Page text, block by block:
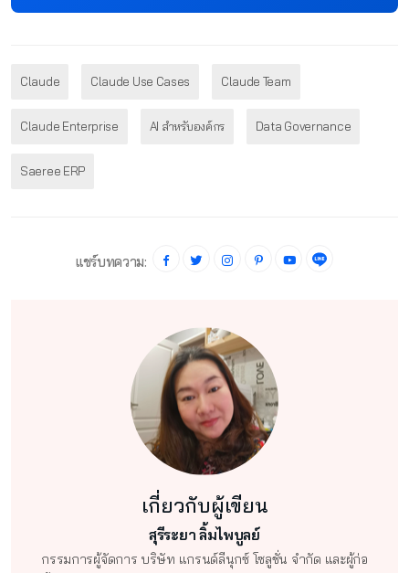
Claude Claude Use Cases Claude Team
Claude Enterprise AI สำหรับองค์กร Data Governance
Saeree ERP
แชร์บทความ:
เกี่ยวกับผู้เขียน
สุรีระยา ลิ้มไพบูลย์
กรรมการผู้จัดการ บริษัท แกรนด์ลีนุกซ์ โซลูชั่น จำกัด และผู้ก่อ